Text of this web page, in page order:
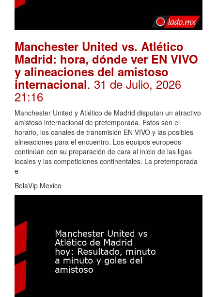
Manchester United vs. Atlético
Madrid: hora, dónde ver EN VIVO
y alineaciones del amistoso
internacional. 31 de Julio, 2026
21:16
Manchester United y Atlético de Madrid disputan un atractivo
amistoso internacional de pretemporada. Estos son el
horario, los canales de transmisión EN VIVO y las posibles
alineaciones para el encuentro. Los equipos europeos
continúan con su preparación de cara al inicio de las ligas
locales y las competiciones continentales. La pretemporada
e
BolaVip Mexico